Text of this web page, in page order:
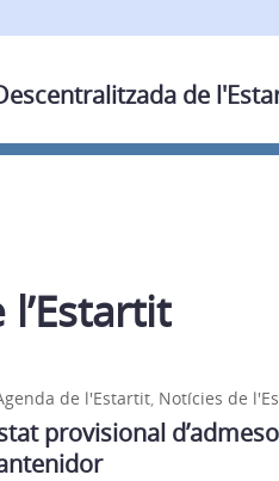
de
de l'Estartit, Notícies de
provisional